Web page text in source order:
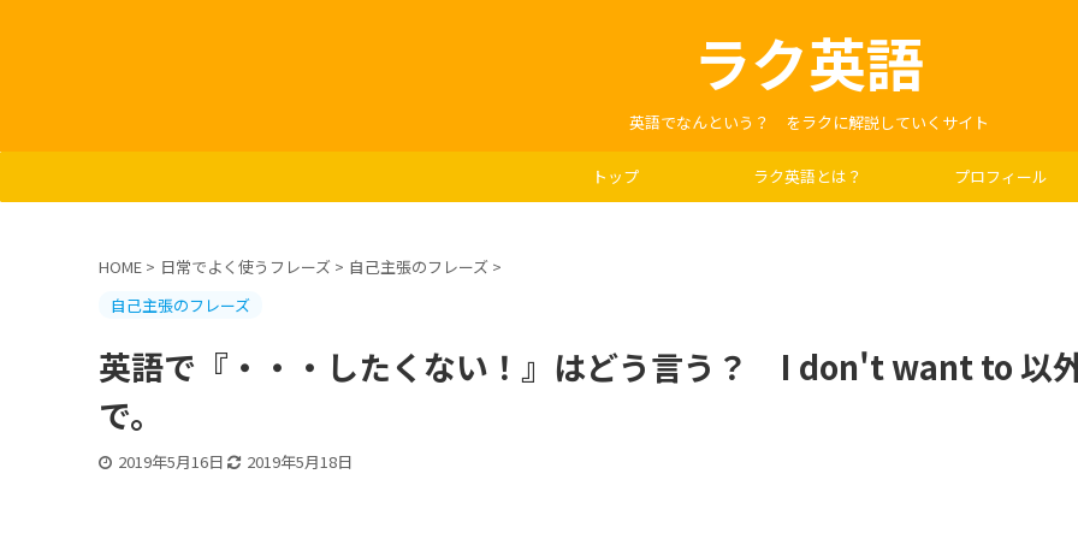
ラク英語
英語でなんという？ をラクに解説していくサイト
トップ ラク英語とは？ プロフィール
HOME > 日常でよく使うフレーズ > 自己主張のフレーズ >
自己主張のフレーズ
英語で『・・・したくない！』はどう言う？ I don't want to 以
で。
2019年5月16日 2019年5月18日